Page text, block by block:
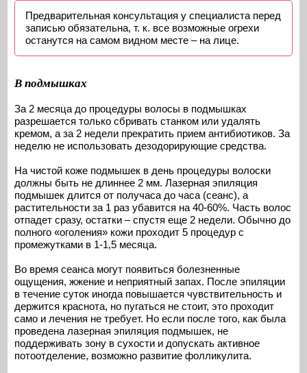
Предварительная консультация у специалиста перед
записью обязательна, т. к. все возможные огрехи
останутся на самом видном месте – на лице.
В подмышках
За 2 месяца до процедуры волосы в подмышках
разрешается только сбривать станком или удалять
кремом, а за 2 недели прекратить прием антибиотиков. За
неделю не использовать дезодорирующие средства.
На чистой коже подмышек в день процедуры волоски
должны быть не длиннее 2 мм. Лазерная эпиляция
подмышек длится от получаса до часа (сеанс), а
растительности за 1 раз убавится на 40-60%. Часть волос
отпадет сразу, остатки – спустя еще 2 недели. Обычно до
полного «оголения» кожи проходит 5 процедур с
промежутками в 1-1,5 месяца.
Во время сеанса могут появиться болезненные
ощущения, жжение и неприятный запах. После эпиляции
в течение суток иногда повышается чувствительность и
держится краснота, но пугаться не стоит, это проходит
само и лечения не требует. Но если после того, как была
проведена лазерная эпиляция подмышек, не
поддерживать зону в сухости и допускать активное
потоотделение, возможно развитие фолликулита.